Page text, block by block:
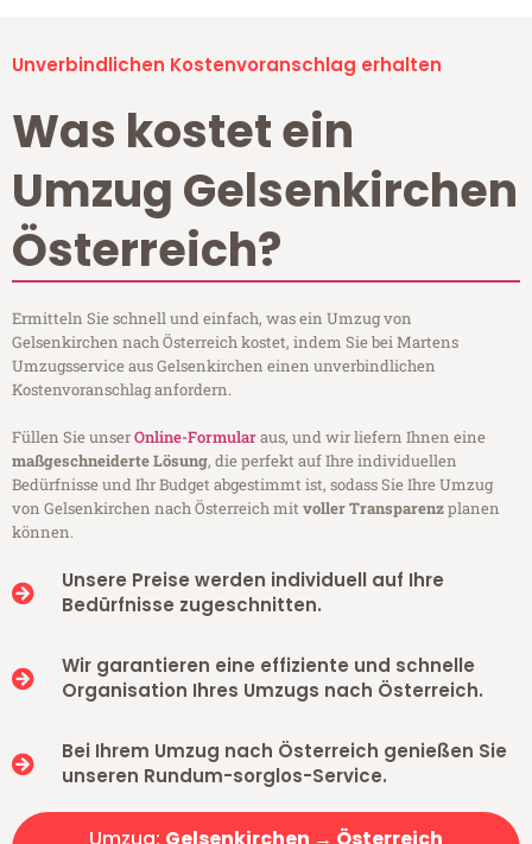
Unverbindlichen Kostenvoranschlag erhalten
Was kostet ein
Umzug Gelsenkirchen
Österreich?
Ermitteln Sie schnell und einfach, was ein Umzug von
Gelsenkirchen nach Österreich kostet, indem Sie bei Martens
Umzugsservice aus Gelsenkirchen einen unverbindlichen
Kostenvoranschlag anfordern.
Füllen Sie unserOnline-Formularaus, und wir liefern Ihnen eine
maßgeschneiderte Lösung, die perfekt auf Ihre individuellen
Bedürfnisse und Ihr Budget abgestimmt ist, sodass Sie Ihre Umzug
von Gelsenkirchen nach Österreich mitvoller Transparenzplanen
können.
Unsere Preise werden individuell auf Ihre
Bedürfnisse zugeschnitten.
Wir garantieren eine effiziente und schnelle
Organisation Ihres Umzugs nach Österreich.
Bei Ihrem Umzug nach Österreich genießen Sie
unseren Rundum-sorglos-Service.